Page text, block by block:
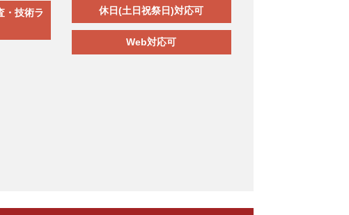
・技術ラ
休日(土日祝祭日)対応可
Web対応可